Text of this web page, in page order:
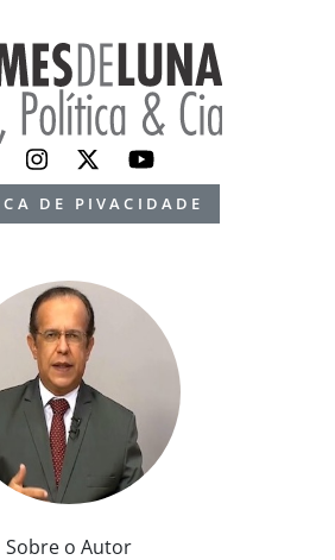
DE PIVACIDADE
Sobre o Autor